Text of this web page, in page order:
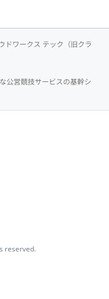
ドワークス テック（旧クラ
公営競技サービスの基幹シ
reserved.